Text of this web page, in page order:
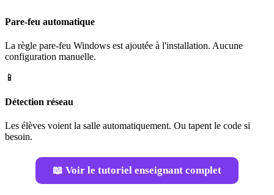
Pare-feu automatique
La règle pare-feu Windows est ajoutée à l'installation. Aucune
configuration manuelle.
📱
Détection réseau
Les élèves voient la salle automatiquement. Ou tapent le code si
besoin.
📖 Voir le tutoriel enseignant complet